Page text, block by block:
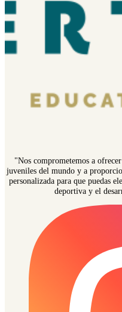
"Nos comprometemos a
juveniles del mundo y a
personalizada para que puedas
deportiva y el